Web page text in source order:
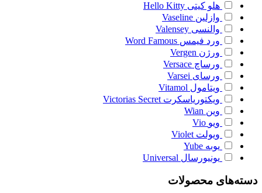
هلو کیتی Hello Kitty
وازلین Vaseline
والنسی Valensey
ورد فیمس Word Famous
ورژن Vergen
ورساچ Versace
ورسای Varsei
ویتامول Vitamol
ویکتوریاسکرت Victorias Secret
وین Wian
ویو Vio
ویولت Violet
یوبه Yube
یونیورسال Universal
دسته‌های محصولات